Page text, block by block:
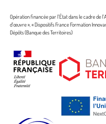
Opération financée par l’État dans le cadre de
d’œuvre », « Dispositifs France Formation
Dépôts (Banque des Territoires)